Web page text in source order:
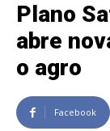
Plano
abre
o agro
Facebook